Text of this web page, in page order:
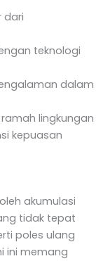
dari
teknologi
dalam
lingkungan
kepuasan
akumulasi
tidak tepat
poles ulang
ini memang